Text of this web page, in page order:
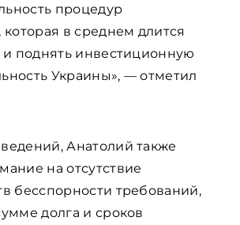
процедур
которая в среднем длится
и поднять инвестиционную
Украины», — отметил
Анатолий также
на отсутствие
бесспорности требований,
долга и сроков